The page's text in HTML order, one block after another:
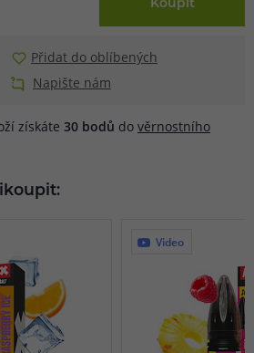
Koupit
Přidat do oblíbených
Napište nám
získáte 30 bodů do věrnostního
Video